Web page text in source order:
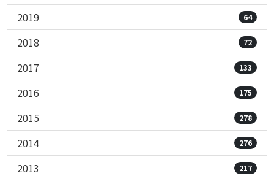
2019 64
2018 72
2017 133
2016 175
2015 278
2014 276
2013 217